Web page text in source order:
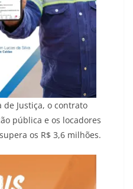
de Justiça, o contrato
pública e os locadores
os R$ 3,6 milhões.